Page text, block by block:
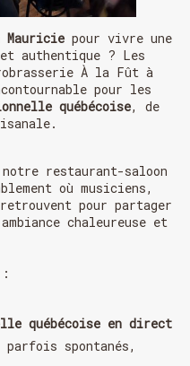
pour vivre une
authentique ? Les
À la Fût à
pour les
québécoise, de
notre restaurant-saloon
où musiciens,
pour partager
chaleureuse et
québécoise en direct
parfois spontanés,